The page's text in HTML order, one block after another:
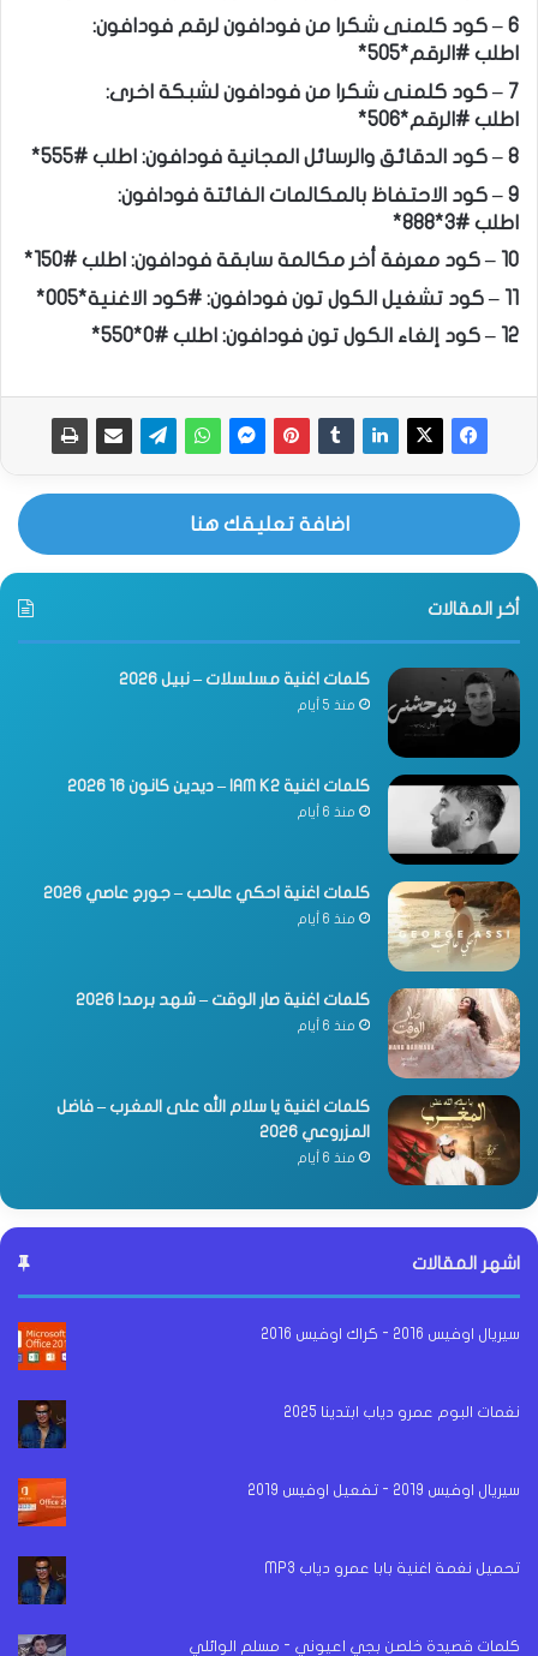
6 – كود كلمنى شكرا من فودافون لرقم فودافون:
اطلب #الرقم*505*
7 – كود كلمنى شكرا من فودافون لشبكة اخرى:
اطلب #الرقم*506*
8 – كود الدقائق والرسائل المجانية فودافون: اطلب #555*
9 – كود الاحتفاظ بالمكالمات الفائتة فودافون:
اطلب #3*888*
10 – كود معرفة أخر مكالمة سابقة فودافون: اطلب #150*
11 – كود تشغيل الكول تون فودافون: #كود الاغنية*005*
12 – كود إلغاء الكول تون فودافون: اطلب #0*550*
اضافة تعليقك هنا
أخر المقالات
كلمات اغنية مسلسلات – نبيل 2026
منذ 5 أيام
كلمات اغنية IAM K2 – ديدين كانون 16 2026
منذ 6 أيام
كلمات اغنية احكي عالحب – جورج عاصي 2026
منذ 6 أيام
كلمات اغنية صار الوقت – شهد برمدا 2026
منذ 6 أيام
كلمات اغنية يا سلام الله على المغرب – فاضل
المزروعي 2026
منذ 6 أيام
اشهر المقالات
سيريال اوفيس 2016 - كراك اوفيس 2016
نغمات البوم عمرو دياب ابتدينا 2025
سيريال اوفيس 2019 - تفعيل اوفيس 2019
تحميل نغمة اغنية بابا عمرو دياب MP3
كلمات قصيدة خلصن بجي اعيوني - مسلم الوائلي